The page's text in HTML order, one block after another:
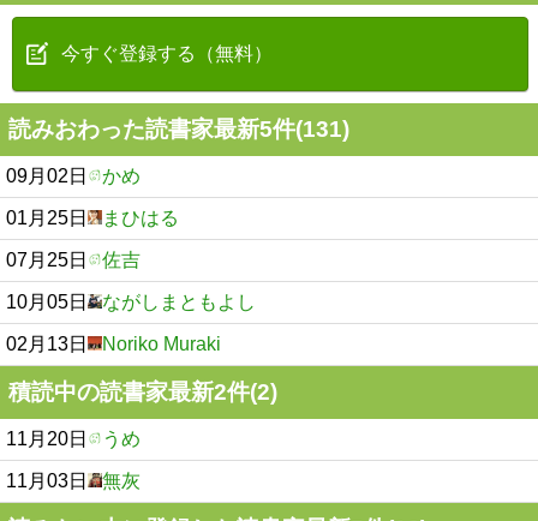
今すぐ登録する（無料）
読みおわった読書家最新5件(131)
09月02日 かめ
01月25日 まひはる
07月25日 佐吉
10月05日 ながしまともよし
02月13日 Noriko Muraki
積読中の読書家最新2件(2)
11月20日 うめ
11月03日 無灰